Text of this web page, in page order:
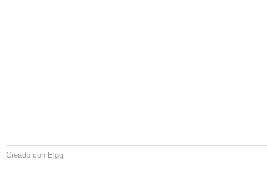
Creado con Elgg